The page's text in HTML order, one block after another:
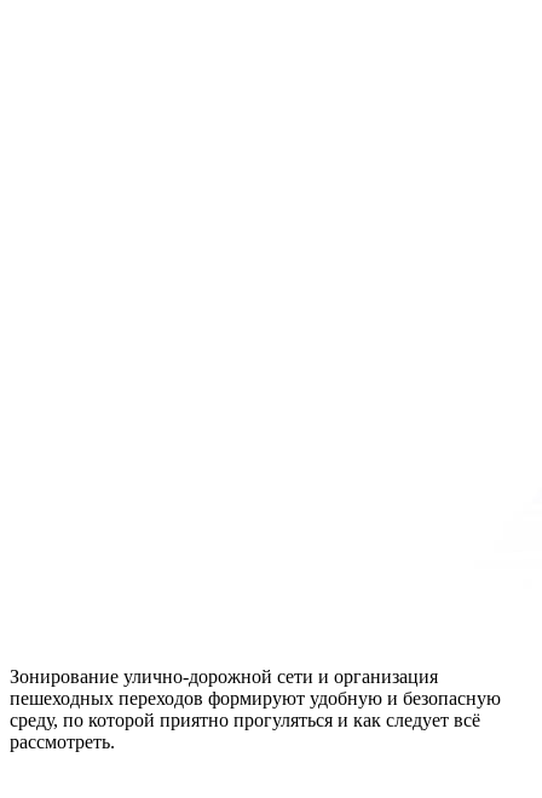
Зонирование улично-дорожной сети и организация
пешеходных переходов формируют удобную и безопасную
среду, по которой приятно прогуляться и как следует всё
рассмотреть.